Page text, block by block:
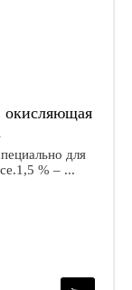
окисляющая
для
% – ...